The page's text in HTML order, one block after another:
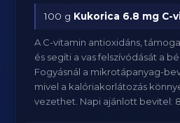
100 g Kukorica 6.8 mg C-
A C-vitamin antioxidáns,
és segíti a vas felszívódását a
Fogyásnál a mikrotápanyag-
mivel a kalóriakorlátozás
vezethet. Napi ajánlott bevitel: